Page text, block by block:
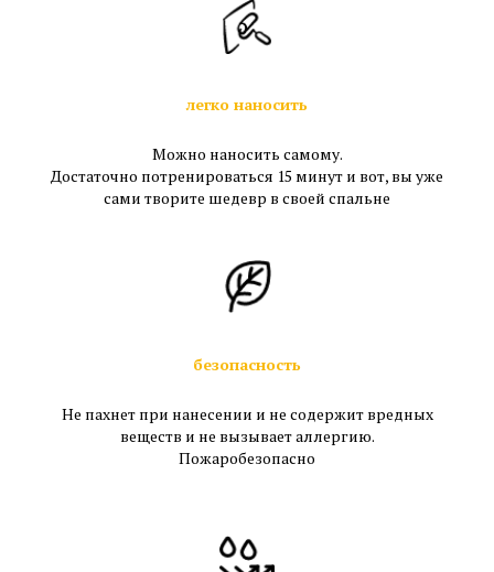
легко наносить
Можно наносить самому.
Достаточно потренироваться 15 минут и вот, вы уже
сами творите шедевр в своей спальне
безопасность
Не пахнет при нанесении и не содержит вредных
веществ и не вызывает аллергию.
Пожаробезопасно